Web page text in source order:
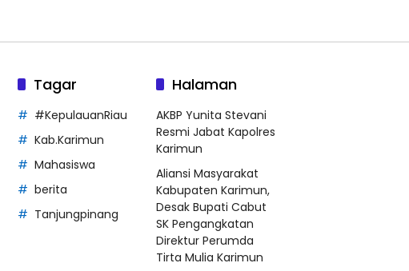
Tagar
#KepulauanRiau
Kab.Karimun
Mahasiswa
berita
Tanjungpinang
Halaman
AKBP Yunita Stevani
Resmi Jabat Kapolres
Karimun
Aliansi Masyarakat
Kabupaten Karimun,
Desak Bupati Cabut
SK Pengangkatan
Direktur Perumda
Tirta Mulia Karimun